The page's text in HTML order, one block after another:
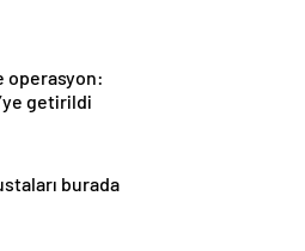
operasyon:
getirildi
burada